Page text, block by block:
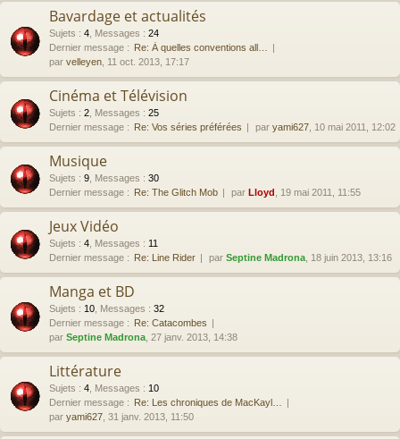
Bavardage et actualités
Sujets : 4 Messages : 24
Dernier message : Re: À quelles conventions all…
par velleyen , 11 oct. 2013, 17:17
Cinéma et Télévision
Sujets : 2 Messages : 25
Dernier message : Re: Vos séries préférées par yami627 , 10 mai 2011, 12:02
Musique
Sujets : 9 Messages : 30
Dernier message : Re: The Glitch Mob par Lloyd , 19 mai 2011, 11:55
Jeux Vidéo
Sujets : 4 Messages : 11
Dernier message : Re: Line Rider par Septine Madrona , 18 juin 2013, 13:16
Manga et BD
Sujets : 10 Messages : 32
Dernier message : Re: Catacombes
par Septine Madrona , 27 janv. 2013, 14:38
Littérature
Sujets : 4 Messages : 10
Dernier message : Re: Les chroniques de MacKayl…
par yami627 , 31 janv. 2013, 11:50